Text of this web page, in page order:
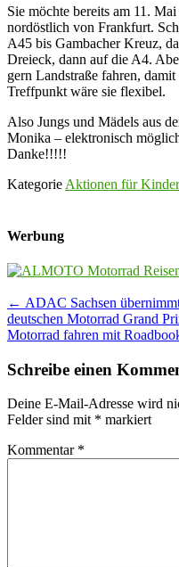
Sie möchte bereits am 11.
nordöstlich von Frankfurt.
A45 bis Gambacher Kreuz,
Dreieck, dann auf die A4.
gern Landstraße fahren,
Treffpunkt wäre sie flexibel.
Also Jungs und Mädels aus
Monika – elektronisch
Danke!!!!!
Kategorie Aktionen für Kinder
Werbung
Post
navigation
← ADAC Sachsen
deutschen Motorrad Grand
Motorrad fahren mit
Schreibe einen
Deine E-Mail-Adresse wird
Felder sind mit * markiert
Kommentar *